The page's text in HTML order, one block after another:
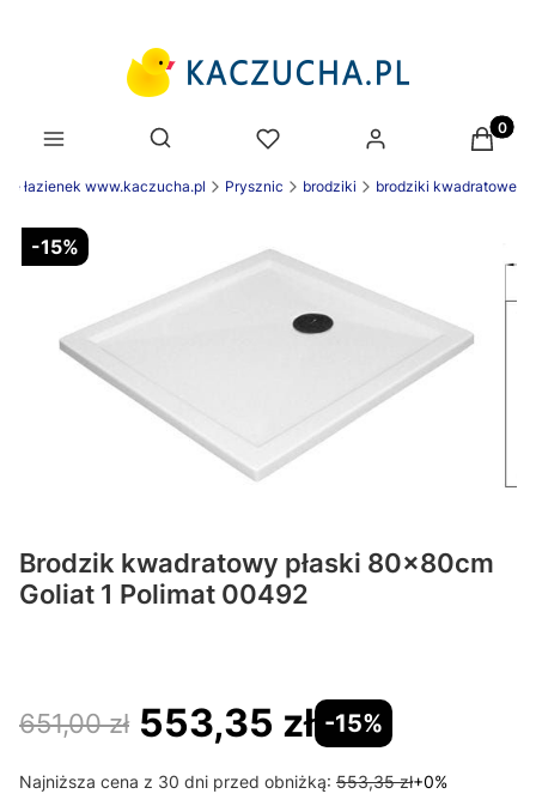
Otwórz wyszukiwarkę
łazienek www.kaczucha.pl Prysznic brodziki brodziki kwadratowe
-15%
Brodzik kwadratowy płaski 80x80cm
Goliat 1 Polimat 00492
651,00 zł 553,35 zł -15%
Najniższa cena z 30 dni przed obniżką: 553,35 zł+0%